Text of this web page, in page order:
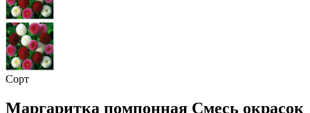
Сорт
Маргаритка помпонная Смесь окрасок